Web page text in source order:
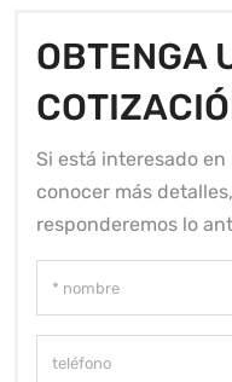
OBTENGA
Si está interesado
conocer más
responderemos lo